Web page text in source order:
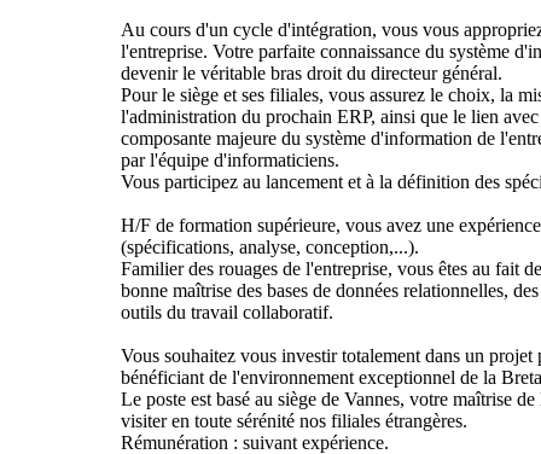
Au cours d'un cycle d'intégration, vous vous
l'entreprise. Votre parfaite connaissance du système
devenir le véritable bras droit du directeur général.
Pour le siège et ses filiales, vous assurez le choix, la
l'administration du prochain ERP, ainsi que le lien
composante majeure du système d'information de
par l'équipe d'informaticiens.
Vous participez au lancement et à la définition des
H/F de formation supérieure, vous avez une
(spécifications, analyse, conception,...).
Familier des rouages de l'entreprise, vous êtes au fait
bonne maîtrise des bases de données relationnelles,
outils du travail collaboratif.
Vous souhaitez vous investir totalement dans un projet
bénéficiant de l'environnement exceptionnel de la
Le poste est basé au siège de Vannes, votre maîtrise
visiter en toute sérénité nos filiales étrangères.
Rémunération : suivant expérience.